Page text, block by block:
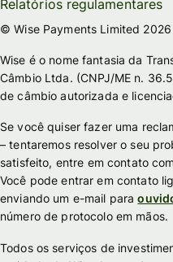
Relatórios regulamentares
© Wise Payments Limited 2026
Wise é o nome fantasia da
Câmbio Ltda. (CNPJ/ME n.
de câmbio autorizada e
Se você quiser fazer uma
– tentaremos resolver o seu
satisfeito, entre em contato
Você pode entrar em contato
enviando um e-mail para
número de protocolo em mãos.
Todos os serviços de